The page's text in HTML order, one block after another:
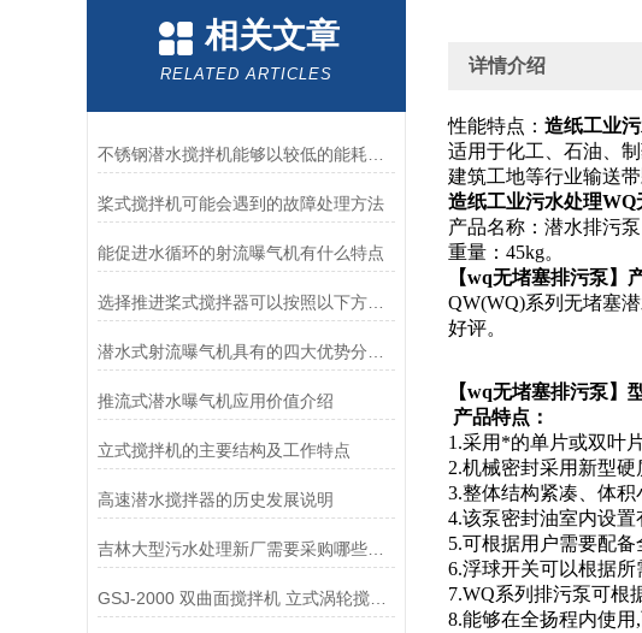
相关文章
RELATED ARTICLES
桨式搅拌机可能会遇到的故障处理方法
能促进水循环的射流曝气机有什么特点
选择推进桨式搅拌器可以按照以下方面考虑
推流式潜水曝气机应用价值介绍
立式搅拌机的主要结构及工作特点
高速潜水搅拌器的历史发展说明
吉林大型污水处理新厂需要采购哪些设备？安装有哪些指导注意事项？
GSJ-2000 双曲面搅拌机 立式涡轮搅拌器应用范围
详情介绍
性能特点： 造纸工业
适用于化工、石油、
建筑工地等行业输送
造纸工业污水处理WQ
产品名称：潜水排污
重量：45kg。
【wq无堵塞排污泵】
QW(WQ)系列无堵塞
好评。
【wq无堵塞排污泵】
产品特点：
1.采用*的单片或双叶
2.机械密封采用新型硬
3.整体结构紧凑、体
4.该泵密封油室内设
5.可根据用户需要配
6.浮球开关可以根据所
7.WQ系列排污泵可根
8.能够在全扬程内使用